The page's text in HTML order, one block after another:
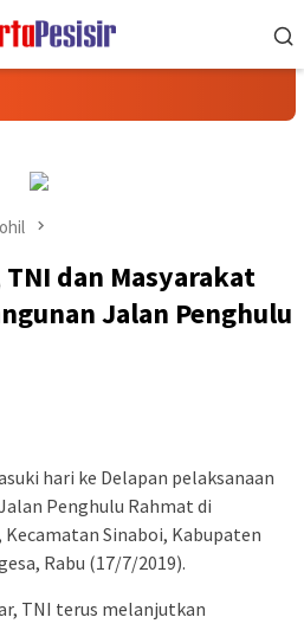
dan Masyarakat
Jalan Penghulu
hari ke Delapan pelaksanaan
Penghulu Rahmat di
Kecamatan Sinaboi, Kabupaten
Rabu (17/7/2019).
TNI terus melanjutkan